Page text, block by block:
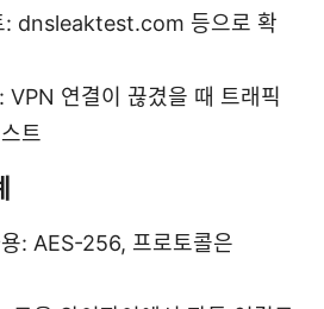
: dnsleaktest.com 등으로 확
연결이 끊겼을 때 트래픽
트
: AES-256, 프로토콜은